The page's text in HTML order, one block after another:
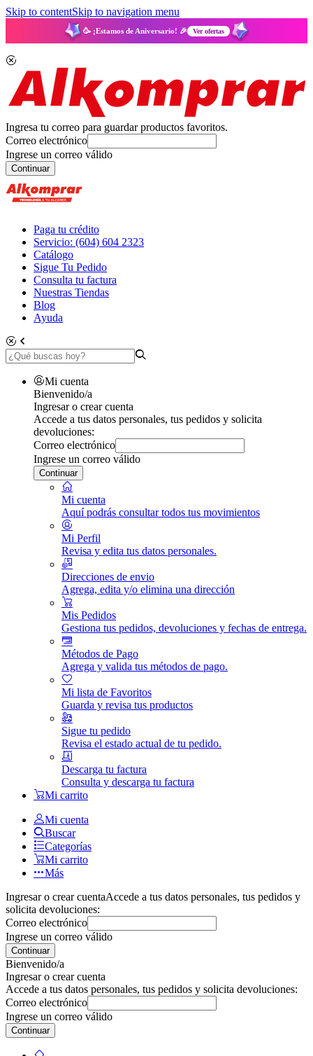
Skip to contentSkip to navigation menu
🥳 ¡Estamos de Aniversario! 🎉 Ver ofertas
Ingresa tu correo para guardar productos favoritos.
Correo electrónico
Ingrese un correo válido
Continuar
Paga tu crédito
Servicio: (604) 604 2323
Catálogo
Sigue Tu Pedido
Consulta tu factura
Nuestras Tiendas
Blog
Ayuda
Mi cuenta
Bienvenido/a
Ingresar o crear cuenta
Accede a tus datos personales, tus pedidos y solicita
devoluciones:
Correo electrónico
Ingrese un correo válido
Continuar
Mi cuenta
Aquí podrás consultar todos tus movimientos
Mi Perfil
Revisa y edita tus datos personales.
Direcciones de envio
Agrega, edita y/o elimina una dirección
Mis Pedidos
Gestiona tus pedidos, devoluciones y fechas de entrega.
Métodos de Pago
Agrega y valida tus métodos de pago.
Mi lista de Favoritos
Guarda y revisa tus productos
Sigue tu pedido
Revisa el estado actual de tu pedido.
Descarga tu factura
Consulta y descarga tu factura
Mi carrito
Mi cuenta
Buscar
Categorías
Mi carrito
Más
Ingresar o crear cuentaAccede a tus datos personales, tus pedidos y
solicita devoluciones:
Correo electrónico
Ingrese un correo válido
Continuar
Bienvenido/a
Ingresar o crear cuenta
Accede a tus datos personales, tus pedidos y solicita devoluciones:
Correo electrónico
Ingrese un correo válido
Continuar